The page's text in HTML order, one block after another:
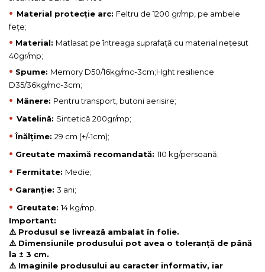
• Material protecție arc: Feltru de 1200 gr/mp, pe ambele
fețe;
• Material: Matlasat pe întreaga suprafață cu material nețesut
40gr/mp;
• Spume: Memory D50/16kg/mc-3cm;Hght resilience
D35/36kg/mc-3cm;
• Mânere: Pentru transport, butoni aerisire;
• Vatelină: Sintetică 200gr/mp;
• Înălțime: 29 cm (+/-1cm);
• Greutate maximă recomandată:110 kg/persoană;
• Fermitate: Medie;
• Garanție: 3 ani;
• Greutate:14 kg/mp.
Important:
⚠️ Produsul se livrează ambalat în folie.
⚠️ Dimensiunile produsului pot avea o toleranță de până
la ± 3 cm.
⚠️ Imaginile produsului au caracter informativ, iar